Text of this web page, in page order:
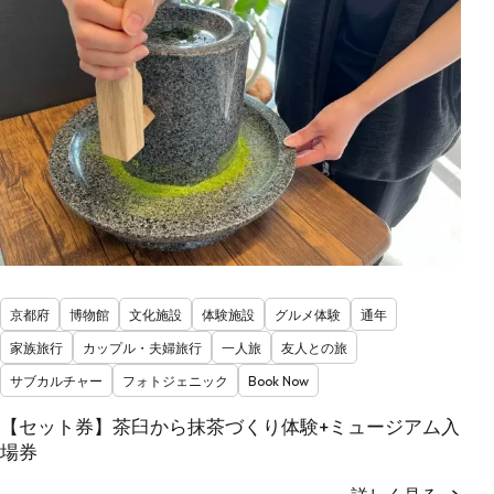
京都府 博物館 文化施設 体験施設 グルメ体験
通年
家族旅行
カップル・夫婦旅行 一人旅
友人との旅
サブカルチャー
フォトジェニック Book Now
【セット券】茶臼から抹茶づくり体験+ミュージアム入
場券